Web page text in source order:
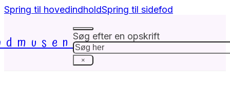
Spring til hovedindholdSpring til sidefod
Søg efter en opskrift
Søg
×